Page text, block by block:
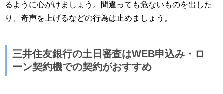
るように心がけましょう。間違っても危ないものを出した
り、奇声を上げるなどの行為は止めましょう。
三井住友銀行の土日審査はWEB申込み・ロ
ーン契約機での契約がおすすめ